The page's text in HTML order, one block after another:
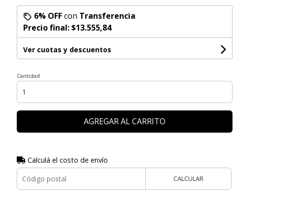
6% OFFcon Transferencia
Precio final:$13.555,84
Ver cuotas y descuentos
Cantidad
AGREGAR AL CARRITO
Calculá el costo de envío
CALCULAR